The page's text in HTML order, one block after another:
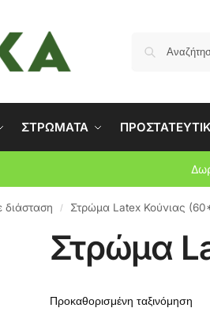
ΣΤΡΩΜΑΤΑ
διάσταση / Στρώμα Latex Κούνιας
Στρώμα